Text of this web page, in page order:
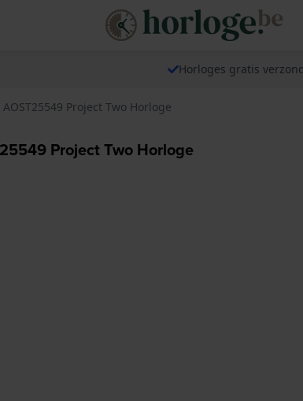
Horloges gratis
Project Two Horloge
Project Two Horloge